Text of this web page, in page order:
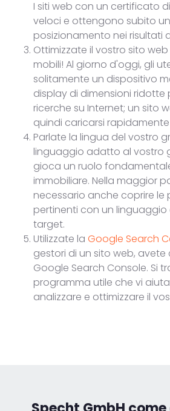
I siti web con un certificato
veloci e ottengono subito
posizionamento nei risultati
Ottimizzate il vostro sito
mobili! Al giorno d'oggi, gli
solitamente un dispositivo
display di dimensioni
ricerche su Internet; un sito
quindi caricarsi
Parlate la lingua del vostro
linguaggio adatto al vostro
gioca un ruolo
immobiliare. Nella maggior
necessario anche coprire le
pertinenti con un
target.
Utilizzate la Google Search
gestori di un sito web,
Google Search Console. Si
programma utile che vi
analizzare e ottimizzare il